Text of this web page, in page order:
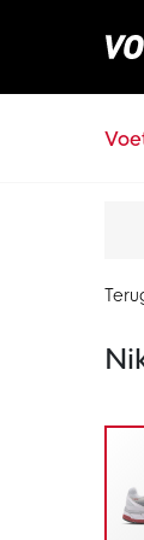
Ga
einde
van